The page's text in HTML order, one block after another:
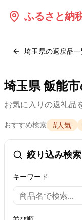
ふるさと納
埼玉県の返戻品
埼玉県 飯能
お気に入りの返礼品
おすすめ検索 #人気
絞り込み検索
キーワード